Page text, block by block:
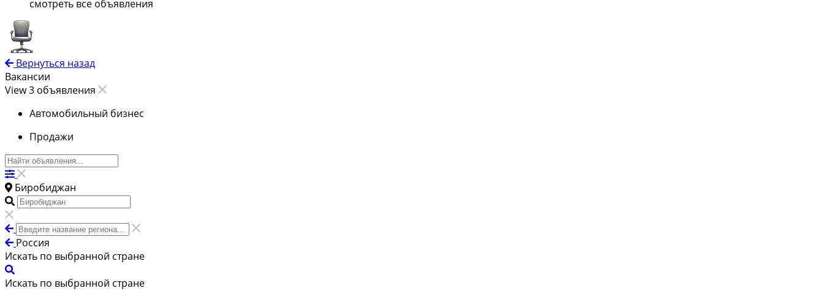
смотреть все объявления
Вернуться назад
Вакансии
View 3 объявления
Автомобильный бизнес
Продажи
Биробиджан
Россия
Искать по выбранной стране
Искать по выбранной стране